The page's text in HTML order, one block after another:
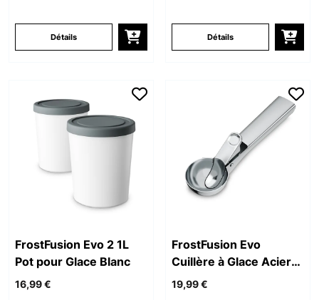
Détails Détails
FrostFusion Evo 2 1L
Pot pour Glace Blanc
16,99 €
FrostFusion Evo
Cuillère à Glace Acier
Inoxydable
19,99 €